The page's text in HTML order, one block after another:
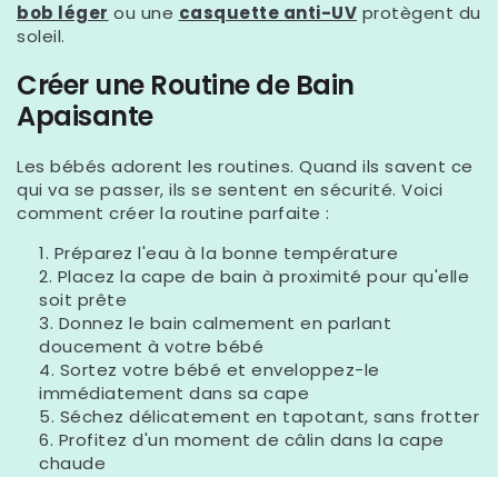
bob léger ou une casquette anti-UV protègent du
soleil.
Créer une Routine de Bain
Apaisante
Les bébés adorent les routines. Quand ils savent ce
qui va se passer, ils se sentent en sécurité. Voici
comment créer la routine parfaite :
Préparez l'eau à la bonne température
Placez la cape de bain à proximité pour qu'elle
soit prête
Donnez le bain calmement en parlant
doucement à votre bébé
Sortez votre bébé et enveloppez-le
immédiatement dans sa cape
Séchez délicatement en tapotant, sans frotter
Profitez d'un moment de câlin dans la cape
chaude